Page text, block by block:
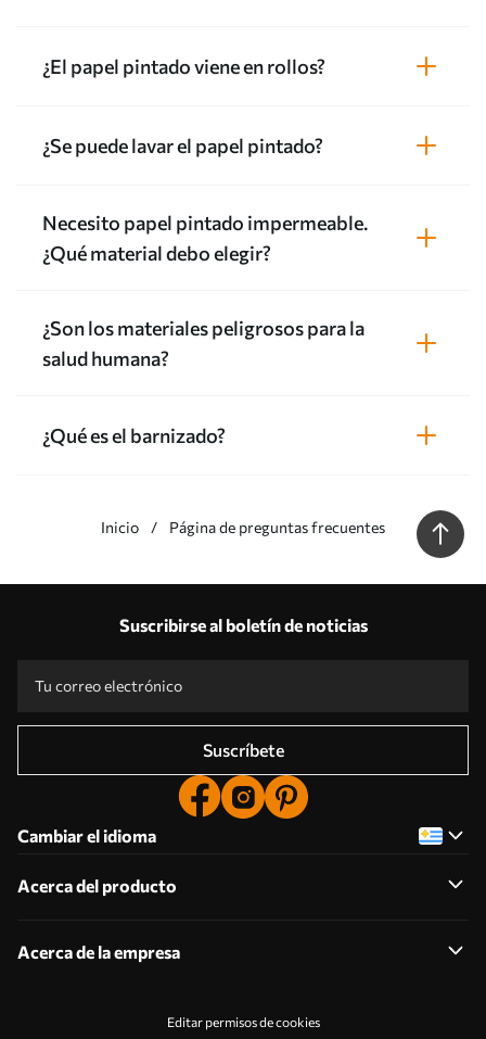
¿El papel pintado viene en rollos?
¿Se puede lavar el papel pintado?
Necesito papel pintado impermeable.
¿Qué material debo elegir?
¿Son los materiales peligrosos para la
salud humana?
¿Qué es el barnizado?
Inicio Página de preguntas frecuentes
Suscribirse al boletín de noticias
Suscríbete
Cambiar el idioma
Acerca del producto
Acerca de la empresa
Editar permisos de cookies